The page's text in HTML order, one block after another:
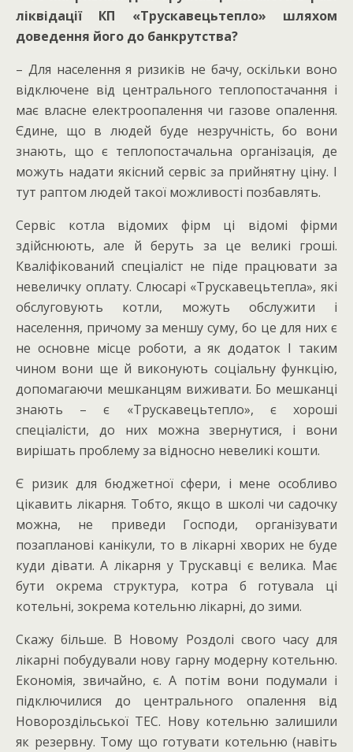
ліквідації КП «Трускавецьтепло» шляхом
доведення його до банкрутства?
– Для населення я ризиків не бачу, оскільки воно
відключене від центрального теплопостачання і
має власне електроопалення чи газове опалення.
Єдине, що в людей буде незручність, бо вони
знають, що є теплопостачальна організація, де
можуть надати якісний сервіс за прийнятну ціну. І
тут раптом людей такої можливості позбавлять.
Сервіс котла відомих фірм ці відомі фірми
здійснюють, але й беруть за це великі гроші.
Кваліфікований спеціаліст не піде працювати за
невеличку оплату. Слюсарі «Трускавецьтепла», які
обслуговують котли, можуть обслужити і
населення, причому за меншу суму, бо це для них є
не основне місце роботи, а як додаток І таким
чином вони ще й виконують соціальну функцію,
допомагаючи мешканцям виживати. Бо мешканці
знають – є «Трускавецьтепло», є хороші
спеціалісти, до них можна звернутися, і вони
вирішать проблему за відносно невеликі кошти.
Є ризик для бюджетної сфери, і мене особливо
цікавить лікарня. Тобто, якщо в школі чи садочку
можна, не приведи Господи, організувати
позапланові канікули, то в лікарні хворих не буде
куди дівати. А лікарня у Трускавці є велика. Має
бути окрема структура, котра б готувала ці
котельні, зокрема котельню лікарні, до зими.
Скажу більше. В Новому Роздолі свого часу для
лікарні побудували нову гарну модерну котельню.
Економія, звичайно, є. А потім вони подумали і
підключилися до центрального опалення від
Новороздільської ТЕС. Нову котельню залишили
як резервну. Тому що готувати котельню (навіть